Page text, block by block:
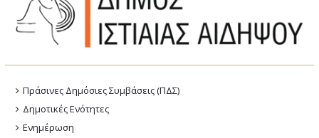
Πράσινες Δημόσιες Συμβάσεις (ΠΔΣ)
Δημοτικές Ενότητες
Ενημέρωση